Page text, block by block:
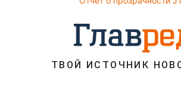
Новости Запорожья
Новости Одессы
ТВОЙ ИСТОЧНИК